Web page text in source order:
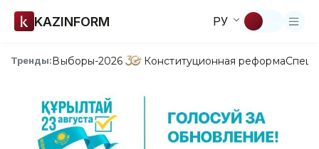
KAZINFORM РУ
Тренды:Выборы-2026 Конституционная реформа